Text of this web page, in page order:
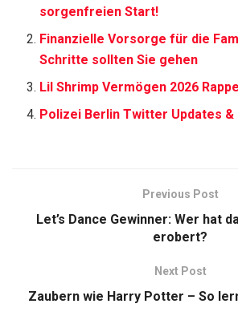
sorgenfreien Start!
Finanzielle Vorsorge für die
Schritte sollten Sie gehen
Lil Shrimp Vermögen 2026
Polizei Berlin Twitter Updates &
Previous Post
Let’s Dance Gewinner: Wer hat
erobert?
Next Post
Zaubern wie Harry Potter – So